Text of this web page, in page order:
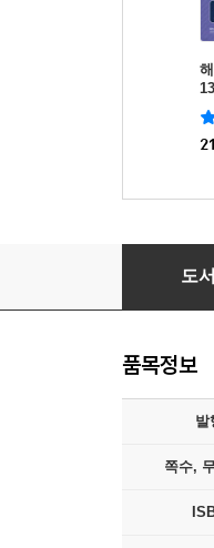
토마토, 나
도
품목정보
발
쪽수,